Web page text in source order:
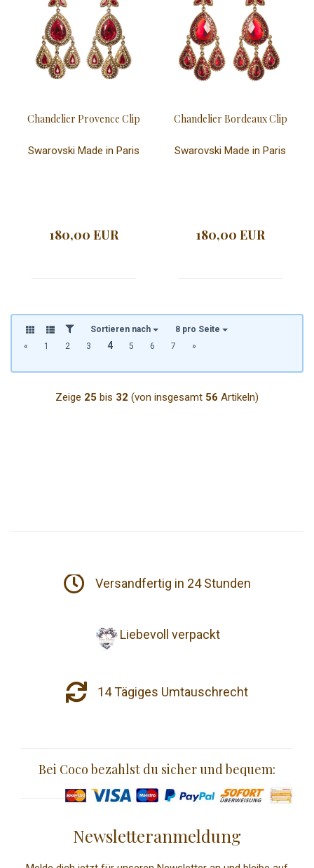
Chandelier Provence Clip
Swarovski Made in Paris
180,00 EUR
Chandelier Bordeaux Clip
Swarovski Made in Paris
180,00 EUR
Sortieren nach
8 pro Seite
«
1 2 3 4 5 6 7 »
Zeige 25 bis 32 (von insgesamt 56 Artikeln)
Versandfertig in 24 Stunden
Liebevoll verpackt
14 Tägiges Umtauschrecht
Bei Coco bezahlst du sicher und bequem:
Newsletteranmeldung